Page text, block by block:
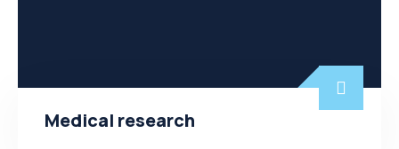
Medical research